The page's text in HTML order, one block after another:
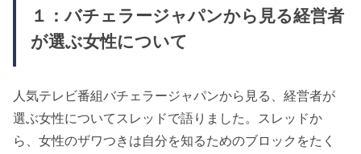
１：バチェラージャパンから見る経営者
が選ぶ女性について
人気テレビ番組バチェラージャパンから見る、経営者が
選ぶ女性についてスレッドで語りました。スレッドか
ら、女性のザワつきは自分を知るためのブロックをたく